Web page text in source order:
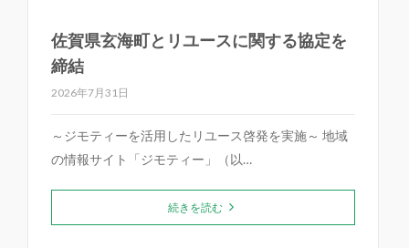
佐賀県玄海町とリユースに関する協定を
締結
2026年7月31日
～ジモティーを活用したリユース啓発を実施～ 地域
の情報サイト「ジモティー」（以…
続きを読む